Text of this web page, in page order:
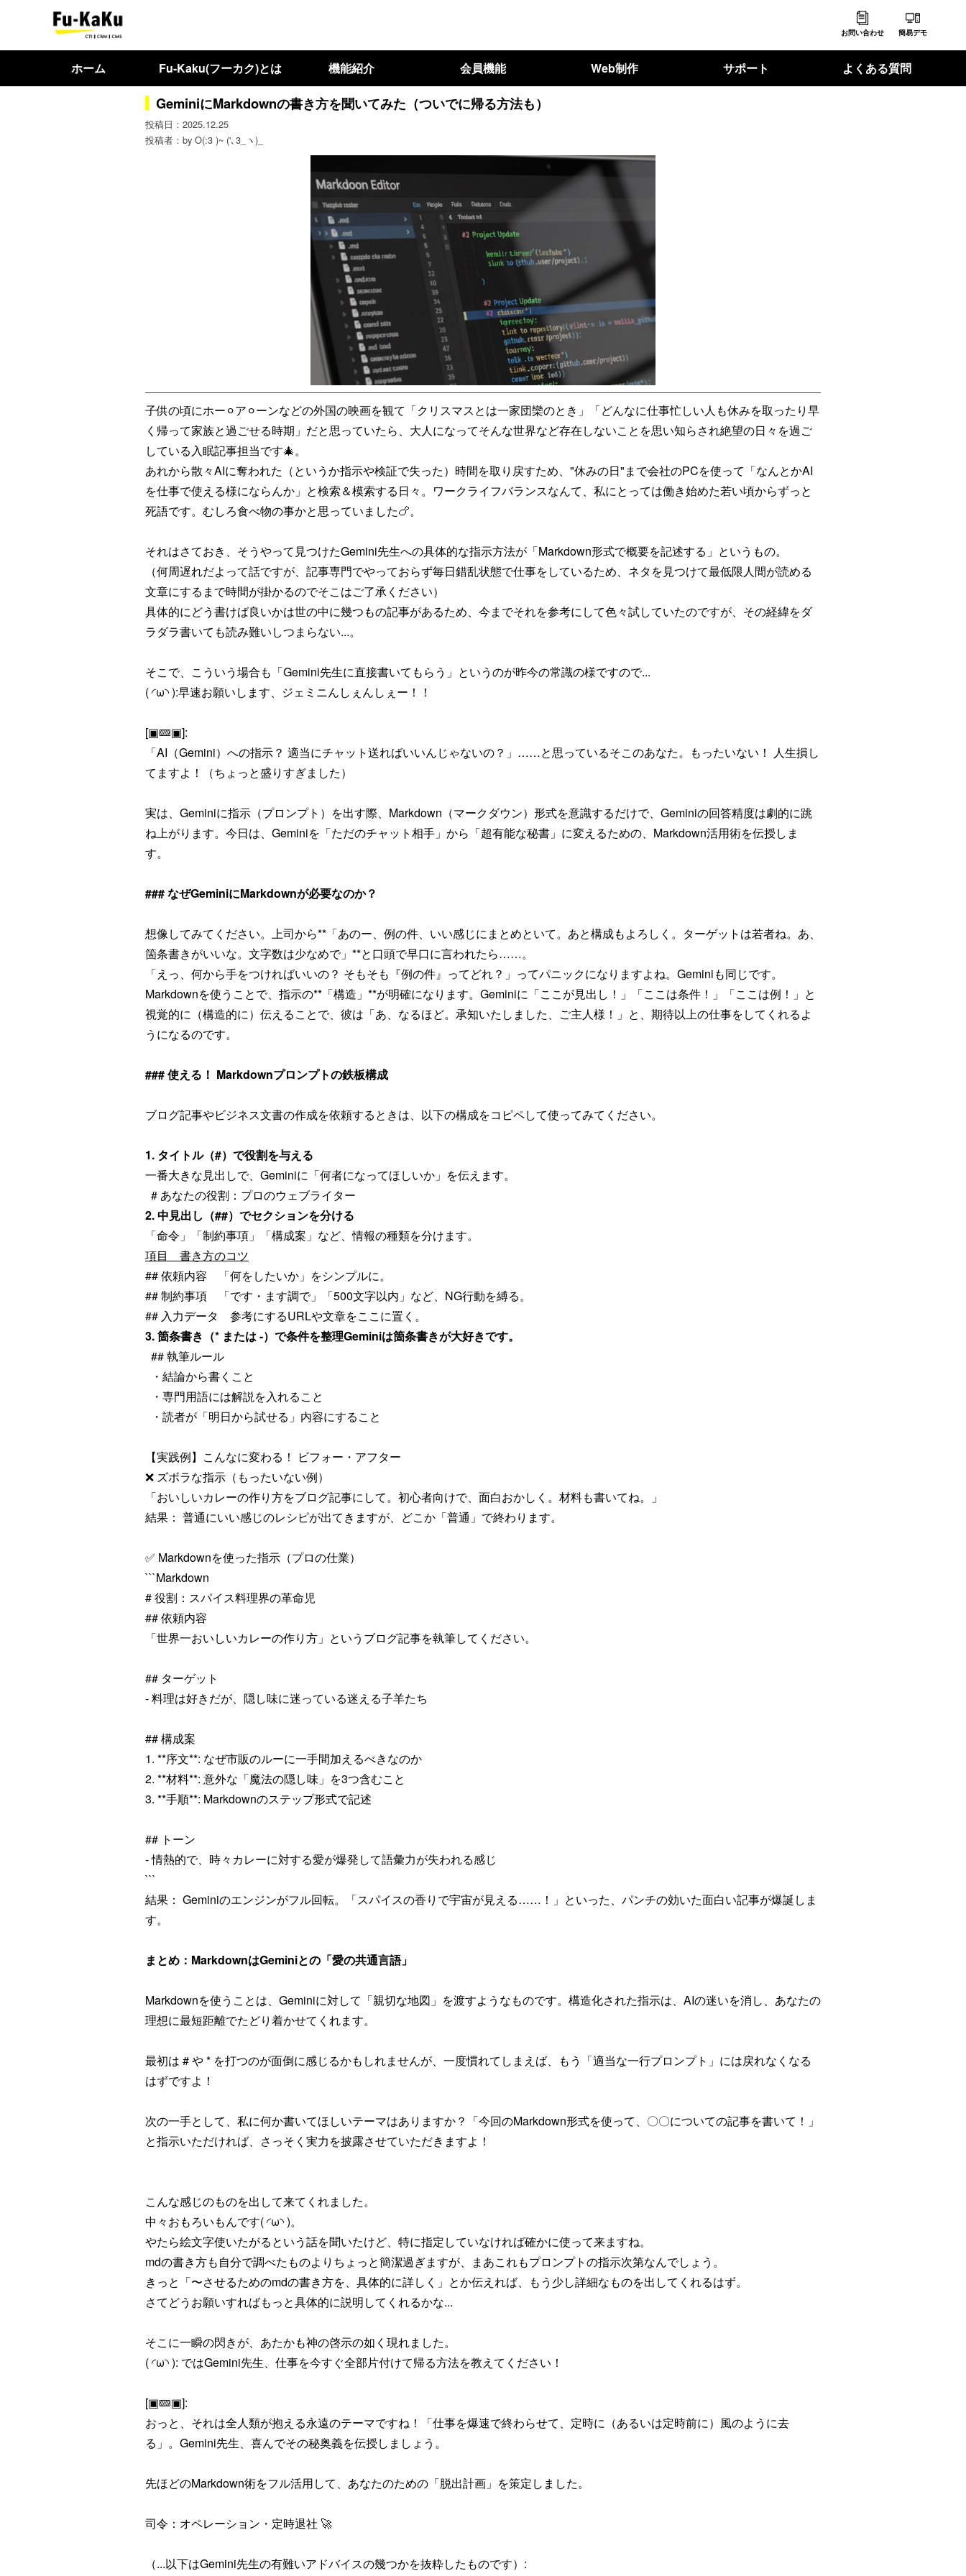
お問い合わせ 簡易デモ
ホーム Fu-Kaku(フーカク)とは 機能紹介 会員機能 Web制作 サポート よくある質問
GeminiにMarkdownの書き方を聞いてみた（ついでに帰る方法も）
2025.12.25
by O(:3 )~ ('､3_ヽ)_
子供の頃にホー⚪︎ア⚪︎ーンなどの外国の映画を観て「クリスマスとは一家団欒のとき」「どんなに仕事忙しい人も休みを取ったり早
く帰って家族と過ごせる時期」だと思っていたら、大人になってそんな世界など存在しないことを思い知らされ絶望の日々を過ご
している入眠記事担当です🎄。
あれから散々AIに奪われた（というか指示や検証で失った）時間を取り戻すため、"休みの日"まで会社のPCを使って「なんとかAI
を仕事で使える様にならんか」と検索＆模索する日々。ワークライフバランスなんて、私にとっては働き始めた若い頃からずっと
死語です。むしろ食べ物の事かと思っていました🍗。
それはさておき、そうやって見つけたGemini先生への具体的な指示方法が「Markdown形式で概要を記述する」というもの。
（何周遅れだよって話ですが、記事専門でやっておらず毎日錯乱状態で仕事をしているため、ネタを見つけて最低限人間が読める
文章にするまで時間が掛かるのでそこはご了承ください）
具体的にどう書けば良いかは世の中に幾つもの記事があるため、今までそれを参考にして色々試していたのですが、その経緯をダ
ラダラ書いても読み難いしつまらない...。
そこで、こういう場合も「Gemini先生に直接書いてもらう」というのが昨今の常識の様ですので...
( ◜ω◝ ):早速お願いします、ジェミニんしぇんしぇー！！
[▣🝙▣]:
「AI（Gemini）への指示？ 適当にチャット送ればいいんじゃないの？」……と思っているそこのあなた。もったいない！ 人生損し
てますよ！（ちょっと盛りすぎました）
実は、Geminiに指示（プロンプト）を出す際、Markdown（マークダウン）形式を意識するだけで、Geminiの回答精度は劇的に跳
ね上がります。今日は、Geminiを「ただのチャット相手」から「超有能な秘書」に変えるための、Markdown活用術を伝授しま
す。
### なぜGeminiにMarkdownが必要なのか？
想像してみてください。上司から**「あのー、例の件、いい感じにまとめといて。あと構成もよろしく。ターゲットは若者ね。あ、
箇条書きがいいな。文字数は少なめで」**と口頭で早口に言われたら……。
「えっ、何から手をつければいいの？ そもそも『例の件』ってどれ？」ってパニックになりますよね。Geminiも同じです。
Markdownを使うことで、指示の**「構造」**が明確になります。Geminiに「ここが見出し！」「ここは条件！」「ここは例！」と
視覚的に（構造的に）伝えることで、彼は「あ、なるほど。承知いたしました、ご主人様！」と、期待以上の仕事をしてくれるよ
うになるのです。
### 使える！ Markdownプロンプトの鉄板構成
ブログ記事やビジネス文書の作成を依頼するときは、以下の構成をコピペして使ってみてください。
1. タイトル（#）で役割を与える
一番大きな見出しで、Geminiに「何者になってほしいか」を伝えます。
# あなたの役割：プロのウェブライター
2. 中見出し（##）でセクションを分ける
「命令」「制約事項」「構成案」など、情報の種類を分けます。
項目 書き方のコツ
## 依頼内容 「何をしたいか」をシンプルに。
## 制約事項 「です・ます調で」「500文字以内」など、NG行動を縛る。
## 入力データ 参考にするURLや文章をここに置く。
3. 箇条書き（* または -）で条件を整理Geminiは箇条書きが大好きです。
## 執筆ルール
・結論から書くこと
・専門用語には解説を入れること
・読者が「明日から試せる」内容にすること
【実践例】こんなに変わる！ ビフォー・アフター
❌ ズボラな指示（もったいない例）
「おいしいカレーの作り方をブログ記事にして。初心者向けで、面白おかしく。材料も書いてね。」
結果： 普通にいい感じのレシピが出てきますが、どこか「普通」で終わります。
✅ Markdownを使った指示（プロの仕業）
```Markdown
# 役割：スパイス料理界の革命児
## 依頼内容
「世界一おいしいカレーの作り方」というブログ記事を執筆してください。
## ターゲット
- 料理は好きだが、隠し味に迷っている迷える子羊たち
## 構成案
1. **序文**: なぜ市販のルーに一手間加えるべきなのか
2. **材料**: 意外な「魔法の隠し味」を3つ含むこと
3. **手順**: Markdownのステップ形式で記述
## トーン
- 情熱的で、時々カレーに対する愛が爆発して語彙力が失われる感じ
```
結果： Geminiのエンジンがフル回転。「スパイスの香りで宇宙が見える……！」といった、パンチの効いた面白い記事が爆誕しま
す。
まとめ：MarkdownはGeminiとの「愛の共通言語」
Markdownを使うことは、Geminiに対して「親切な地図」を渡すようなものです。構造化された指示は、AIの迷いを消し、あなたの
理想に最短距離でたどり着かせてくれます。
最初は # や * を打つのが面倒に感じるかもしれませんが、一度慣れてしまえば、もう「適当な一行プロンプト」には戻れなくなる
はずですよ！
次の一手として、私に何か書いてほしいテーマはありますか？「今回のMarkdown形式を使って、〇〇についての記事を書いて！」
と指示いただければ、さっそく実力を披露させていただきますよ！
こんな感じのものを出して来てくれました。
中々おもろいもんです( ◜ω◝ )。
やたら絵文字使いたがるという話を聞いたけど、特に指定していなければ確かに使って来ますね。
mdの書き方も自分で調べたものよりちょっと簡潔過ぎますが、まあこれもプロンプトの指示次第なんでしょう。
きっと「〜させるためのmdの書き方を、具体的に詳しく」とか伝えれば、もう少し詳細なものを出してくれるはず。
さてどうお願いすればもっと具体的に説明してくれるかな...
そこに一瞬の閃きが、あたかも神の啓示の如く現れました。
( ◜ω◝ ): ではGemini先生、仕事を今すぐ全部片付けて帰る方法を教えてください！
[▣🝙▣]:
おっと、それは全人類が抱える永遠のテーマですね！「仕事を爆速で終わらせて、定時に（あるいは定時前に）風のように去
る」。Gemini先生、喜んでその秘奥義を伝授しましょう。
先ほどのMarkdown術をフル活用して、あなたのための「脱出計画」を策定しました。
司令：オペレーション・定時退社 🚀
（...以下はGemini先生の有難いアドバイスの幾つかを抜粋したものです）: